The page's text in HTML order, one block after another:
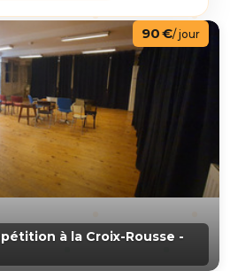
à la Croix-Rousse -
90 €/ jour